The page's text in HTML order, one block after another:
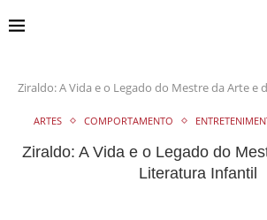
Ziraldo: A Vida e o Legado do Mestre da Arte e
ARTES COMPORTAMENTO
Ziraldo: A Vida e o Legado do
Literatura Infantil